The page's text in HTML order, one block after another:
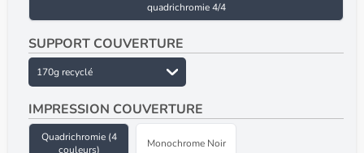
quadrichromie 4/4
SUPPORT COUVERTURE
IMPRESSION COUVERTURE
Quadrichromie (4
couleurs)
Monochrome Noir